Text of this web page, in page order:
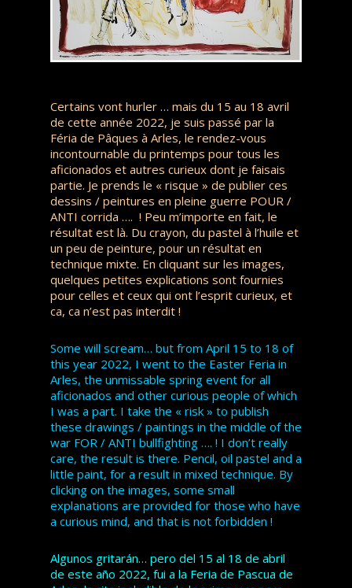
Certains vont hurler … mais du 15 au 18 avril
de cette année 2022, je suis passé par la
Féria de Pâques à Arles, le rendez-vous
incontournable du printemps pour tous les
aficionados et autres curieux dont je faisais
partie. Je prends le « risque » de publier ces
dessins / peintures en pleine guerre POUR /
ANTI corrida …. ! Peu m’importe en fait, le
résultat est là. Du crayon, du pastel à l’huile et
un peu de peinture, pour un résultat en
technique mixte. En cliquant sur les images,
quelques petites explications sont fournies
pour celles et ceux qui ont l’esprit curieux, et
ca, ca n’est pas interdit !
Some will scream… but from April 15 to 18 of
this year 2022, I went to the Easter Feria in
Arles, the unmissable spring event for all
aficionados and other curious people of which
I was a part. I take the « risk » to publish
these drawings / paintings in the middle of the
war FOR / ANTI bullfighting …. ! I don’t really
care, the result is there. Pencil, oil pastel and a
little paint, for a result in mixed technique. By
clicking on the images, some small
explanations are provided for those who have
a curious mind, and that is not forbidden !
Algunos gritarán… pero del 15 al 18 de abril
de este año 2022, fui a la Feria de Pascua de